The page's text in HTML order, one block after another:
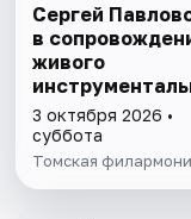
Сергей
в
живого
состава
3 октября 2026 •
суббота
Томская